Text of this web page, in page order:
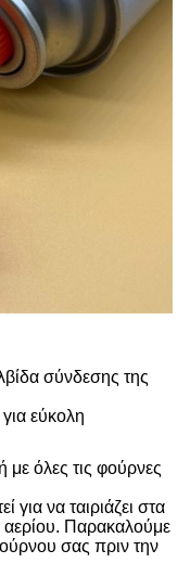
σύνδεσης της
εύκολη
με όλες τις φούρνες
για να ταιριάζει στα
Παρακαλούμε
σας πριν την